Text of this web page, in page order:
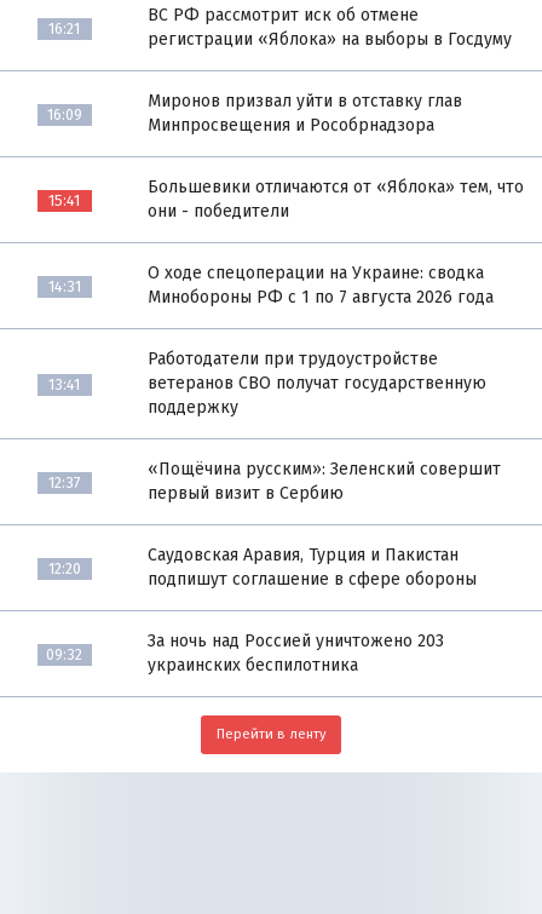
16:21
ВС РФ рассмотрит иск об отмене
регистрации «Яблока» на выборы в Госдуму
16:09
Миронов призвал уйти в отставку глав
Минпросвещения и Рособрнадзора
15:41
Большевики отличаются от «Яблока» тем, что
они - победители
14:31
О ходе спецоперации на Украине: сводка
Минобороны РФ с 1 по 7 августа 2026 года
13:41
Работодатели при трудоустройстве
ветеранов СВО получат государственную
поддержку
12:37
«Пощёчина русским»: Зеленский совершит
первый визит в Сербию
12:20
Саудовская Аравия, Турция и Пакистан
подпишут соглашение в сфере обороны
09:32
За ночь над Россией уничтожено 203
украинских беспилотника
Перейти в ленту